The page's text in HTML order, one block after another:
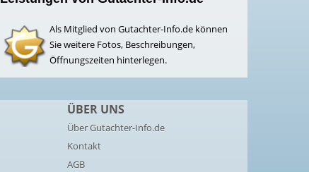
Als Mitglied von Gutachter-Info.de können
Sie weitere Fotos, Beschreibungen,
Öffnungszeiten hinterlegen.
ÜBER UNS
Über Gutachter-Info.de
Kontakt
AGB